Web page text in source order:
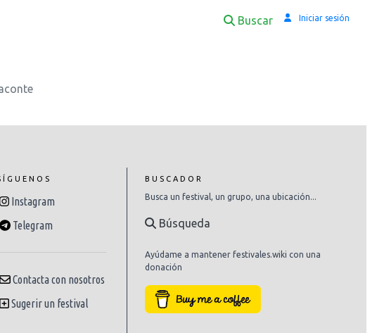
Buscar Iniciar sesión
Instagram
Telegram
Contacta con nosotros
Sugerir un festival
BUSCADOR
Busca un festival, un grupo, una ubicación...
Búsqueda
Ayúdame a mantener festivales.wiki con una
donación